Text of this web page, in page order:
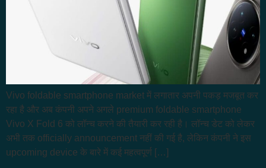
Vivo foldable smartphone market में लगातार अपनी पकड़ मजबूत कर
रहा है और अब कंपनी अपने अगले premium foldable smartphone
Vivo X Fold 6 को लॉन्च करने की तैयारी कर रही है। लॉन्च डेट को लेकर
अभी तक officially announcement नहीं की गई है, लेकिन कंपनी ने इस
upcoming device के बारे में कई महत्वपूर्ण […]